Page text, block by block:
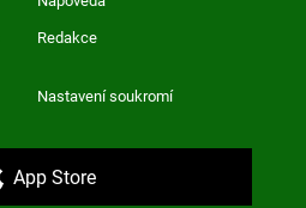
Redakce
Nastavení soukromí
App Store